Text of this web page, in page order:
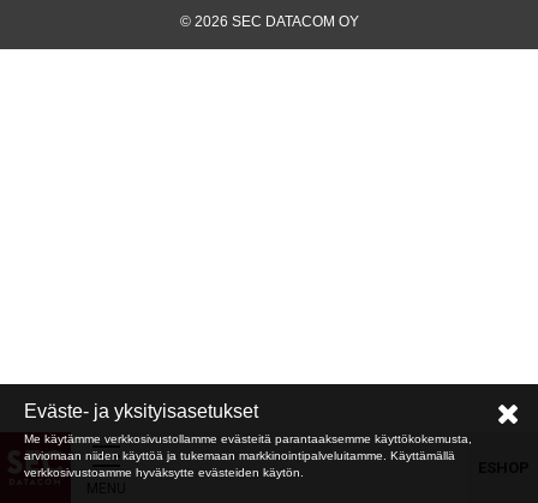
© 2026 SEC DATACOM OY
Eväste- ja yksityisasetukset
Me käytämme verkkosivustollamme evästeitä parantaaksemme käyttökokemusta,
arviomaan niiden käyttöä ja tukemaan markkinointipalveluitamme. Käyttämällä
verkkosivustoamme hyväksytte evästeiden käytön.